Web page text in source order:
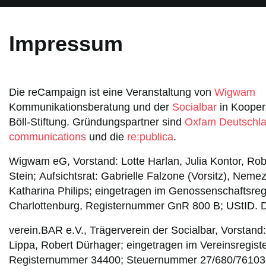
Impressum
Die reCampaign ist eine Veranstaltung von Wigwam
Kommunikationsberatung und der Socialbar in
Böll-Stiftung. Gründungspartner sind Oxfam
communications und die re:publica.
Wigwam eG, Vorstand: Lotte Harlan, Julia Kontor,
Stein; Aufsichtsrat: Gabrielle Falzone (Vorsitz),
Katharina Philips; eingetragen im
Charlottenburg, Registernummer GnR 800 B; UStID.
verein.BAR e.V., Trägerverein der Socialbar,
Lippa, Robert Dürhager; eingetragen im
Registernummer 34400; Steuernummer 27/680/76103